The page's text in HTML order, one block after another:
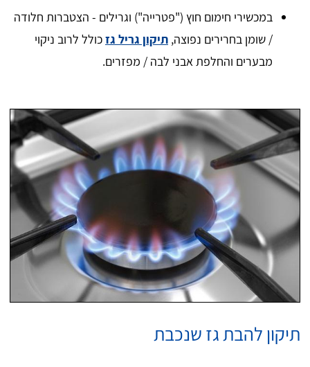
במכשירי חימום חוץ ("פטרייה") וגרילים - הצטברות חלודה
/ שומן בחרירים נפוצה, תיקון גריל גזכולל לרוב ניקוי
מבערים והחלפת אבני לבה / מפזרים.
תיקון להבת גז שנכבת